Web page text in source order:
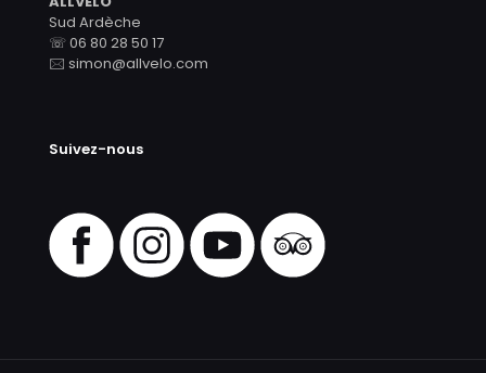
Sud Ardèche
☏ 06 80 28 50 17
🖂 simon@allvelo.com
Suivez-nous